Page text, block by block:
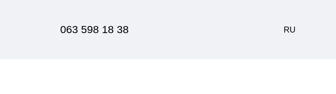
063 598 18 38 RU